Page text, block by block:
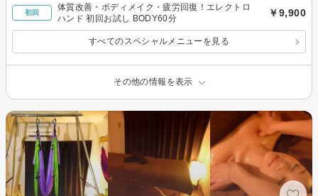
初回
体質改善・ボディメイク・疲労回復！エレクトロ
ハンド 初回お試し BODY60分
￥9,900
すべてのスペシャルメニューを見る
その他の情報を表示